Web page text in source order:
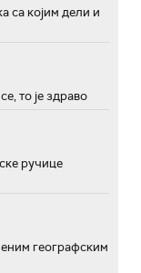
са којим дели и
то је здраво
ручице
географским